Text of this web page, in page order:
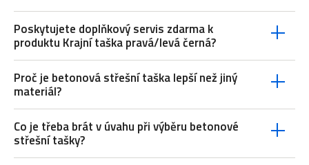
Poskytujete doplňkový servis zdarma k
produktu Krajní taška pravá/levá černá?
Proč je betonová střešní taška lepší než jiný
materiál?
Co je třeba brát v úvahu při výběru betonové
střešní tašky?